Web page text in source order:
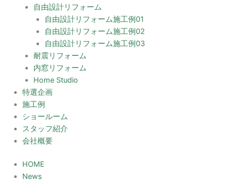
自由設計リフォーム
自由設計リフォーム施工例01
自由設計リフォーム施工例02
自由設計リフォーム施工例03
耐震リフォーム
内窓リフォーム
Home Studio
特選企画
施工例
ショールーム
スタッフ紹介
会社概要
HOME
News